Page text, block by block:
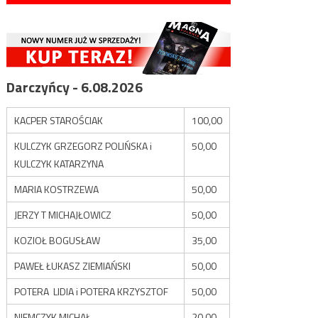
Darczyńcy - 6.08.2026
KACPER STAROŚCIAK
100,00
KULCZYK GRZEGORZ POLIŃSKA i
KULCZYK KATARZYNA
50,00
MARIA KOSTRZEWA
50,00
JERZY T MICHAJŁOWICZ
50,00
KOZIOŁ BOGUSŁAW
35,00
PAWEŁ ŁUKASZ ZIEMIAŃSKI
50,00
POTERA LIDIA i POTERA KRZYSZTOF
50,00